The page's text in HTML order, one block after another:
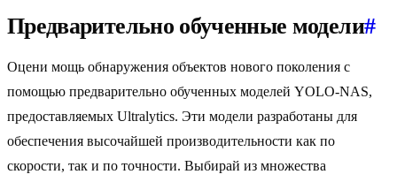
Предварительно обученные модели#
Оцени мощь обнаружения объектов нового поколения с
помощью предварительно обученных моделей YOLO-NAS,
предоставляемых Ultralytics. Эти модели разработаны для
обеспечения высочайшей производительности как по
скорости, так и по точности. Выбирай из множества